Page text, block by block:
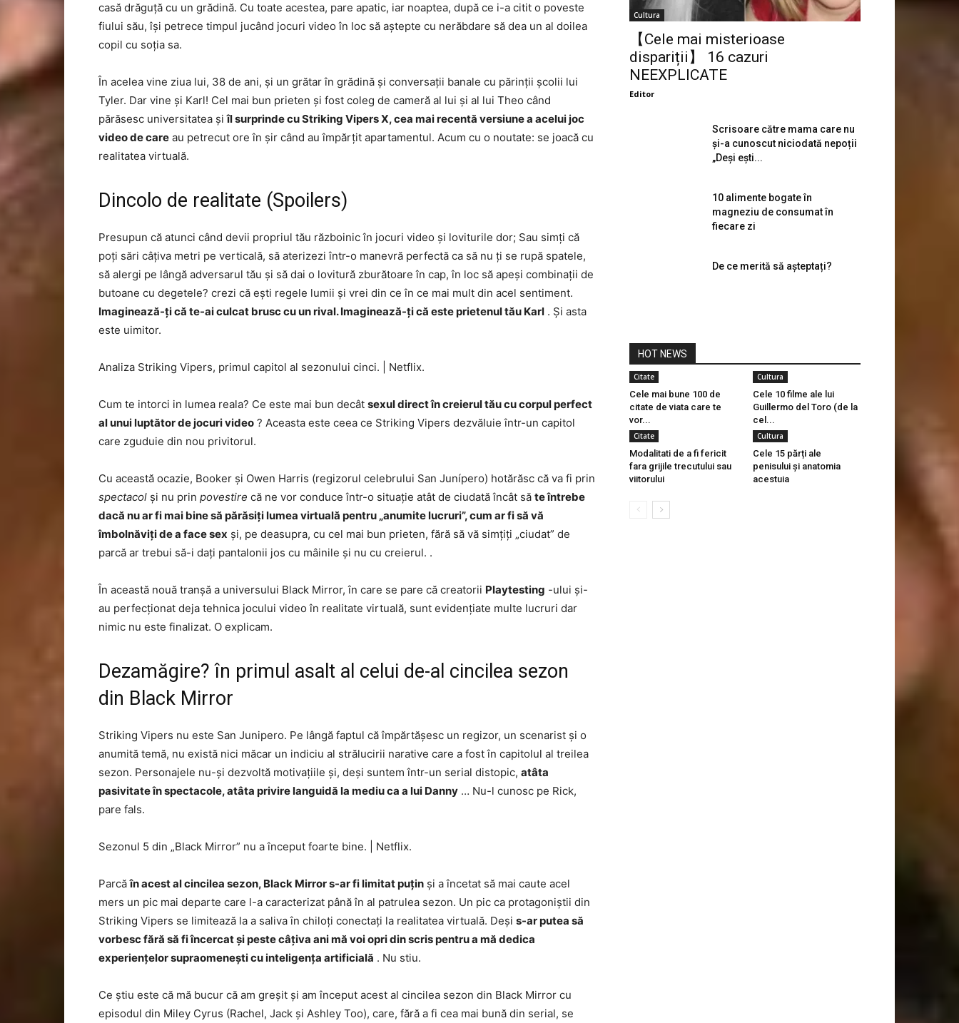
casă drăguță cu un grădină. Cu toate acestea, pare apatic, iar noaptea, după ce i-a citit o poveste
fiului său, își petrece timpul jucând jocuri video în loc să aștepte cu nerăbdare să dea un al doilea
copil cu soția sa.
În acelea vine ziua lui, 38 de ani, și un grătar în grădină și conversații banale cu părinții școlii lui
Tyler. Dar vine și Karl! Cel mai bun prieten și fost coleg de cameră al lui și al lui Theo când
părăsesc universitatea șiîl surprinde cu Striking Vipers X, cea mai recentă versiune a acelui joc
video de care au petrecut ore în șir când au împărțit apartamentul. Acum cu o noutate: se joacă cu
realitatea virtuală.
Dincolo de realitate (Spoilers)
Presupun că atunci când devii propriul tău războinic în jocuri video și loviturile dor; Sau simți că
poți sări câțiva metri pe verticală, să aterizezi într-o manevră perfectă ca să nu ți se rupă spatele,
să alergi pe lângă adversarul tău și să dai o lovitură zburătoare în cap, în loc să apeși combinații de
butoane cu degetele? crezi că ești regele lumii și vrei din ce în ce mai mult din acel sentiment.
Imaginează-ți că te-ai culcat brusc cu un rival. Imaginează-ți că este prietenul tău Karl . Și asta
este uimitor.
Analiza Striking Vipers, primul capitol al sezonului cinci. Netflix.
Cum te intorci in lumea reala? Ce este mai bun decât sexul direct în creierul tău cu corpul perfect
al unui luptător de jocuri video ? Aceasta este ceea ce Striking Vipers dezvăluie într-un capitol
care zguduie din nou privitorul.
Cu această ocazie, Booker și Owen Harris (regizorul celebrului San Junípero) hotărăsc că va fi prin
spectacol și nu prin povestire că ne vor conduce într-o situație atât de ciudată încât să te întrebe
dacă nu ar fi mai bine să părăsiți lumea virtuală pentru „anumite lucruri”, cum ar fi să vă
îmbolnăviți de a face sex și, pe deasupra, cu cel mai bun prieten, fără să vă simțiți „ciudat” de
parcă ar trebui să-i dați pantalonii jos cu mâinile și nu cu creierul. .
În această nouă tranșă a universului Black Mirror, în care se pare că creatorii Playtesting -ului și-
au perfecționat deja tehnica jocului video în realitate virtuală, sunt evidențiate multe lucruri dar
nimic nu este finalizat. O explicam.
Dezamăgire? în primul asalt al celui de-al cincilea sezon
din Black Mirror
Striking Vipers nu este San Junipero. Pe lângă faptul că împărtășesc un regizor, un scenarist și o
anumită temă, nu există nici măcar un indiciu al strălucirii narative care a fost în capitolul al treilea
sezon. Personajele nu-și dezvoltă motivațiile și, deși suntem într-un serial distopic, atâta
pasivitate în spectacole, atâta privire languidă la mediu ca a lui Danny … Nu-l cunosc pe Rick,
pare fals.
Sezonul 5 din „Black Mirror” nu a început foarte bine. Netflix.
Parcăîn acest al cincilea sezon, Black Mirror s-ar fi limitat puțin și a încetat să mai caute acel
mers un pic mai departe care l-a caracterizat până în al patrulea sezon. Un pic ca protagoniștii din
Striking Vipers se limitează la a saliva în chiloți conectați la realitatea virtuală. Deși s-ar putea să
vorbesc fără să fi încercat și peste câțiva ani mă voi opri din scris pentru a mă dedica
experiențelor supraomenești cu inteligența artificială . Nu stiu.
Ce știu este că mă bucur că am greșit și am început acest al cincilea sezon din Black Mirror cu
episodul din Miley Cyrus (Rachel, Jack și Ashley Too), care, fără a fi cea mai bună din serial, se
Cultura
【Cele mai misterioase
dispariții】 16 cazuri
NEEXPLICATE
Editor
Scrisoare către mama care nu
și-a cunoscut niciodată nepoții
„Deși ești...
10 alimente bogate în
magneziu de consumat în
fiecare zi
De ce merită să așteptați?
HOT NEWS
Citate
Cele mai bune 100 de
citate de viata care te
vor...
Cultura
Cele 10 filme ale lui
Guillermo del Toro (de la
cel...
Citate
Modalitati de a fi fericit
fara grijile trecutului sau
viitorului
Cultura
Cele 15 părți ale
penisului și anatomia
acestuia